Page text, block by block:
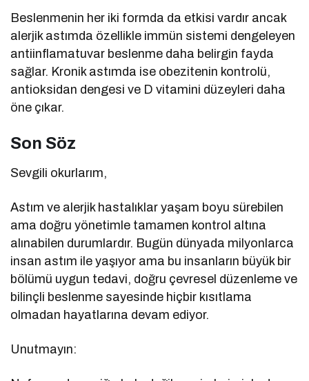
Beslenmenin her iki formda da etkisi vardır ancak
alerjik astımda özellikle immün sistemi dengeleyen
antiinflamatuvar beslenme daha belirgin fayda
sağlar. Kronik astımda ise obezitenin kontrolü,
antioksidan dengesi ve D vitamini düzeyleri daha
öne çıkar.
Son Söz
Sevgili okurlarım,
Astım ve alerjik hastalıklar yaşam boyu sürebilen
ama doğru yönetimle tamamen kontrol altına
alınabilen durumlardır. Bugün dünyada milyonlarca
insan astım ile yaşıyor ama bu insanların büyük bir
bölümü uygun tedavi, doğru çevresel düzenleme ve
bilinçli beslenme sayesinde hiçbir kısıtlama
olmadan hayatlarına devam ediyor.
Unutmayın: